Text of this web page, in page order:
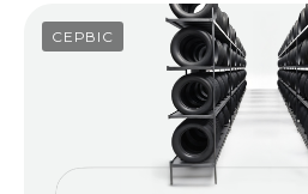
СЕРВІС